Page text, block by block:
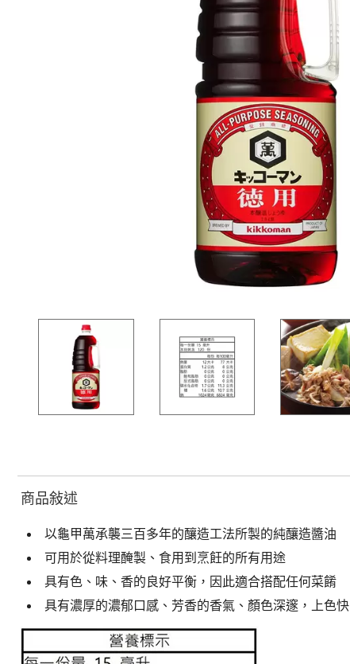
商品敍述
以龜甲萬承襲三百多年的釀造工法所製的純釀造醬油
可用於從料理醃製、食用到烹飪的所有用途
具有色、味、香的良好平衡，因此適合搭配任何菜餚
具有濃厚的濃郁口感、芳香的香氣、顏色深邃，上色快